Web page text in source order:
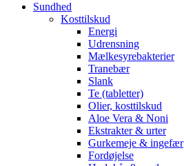
Sundhed
Kosttilskud
Energi
Udrensning
Mælkesyrebakterier
Tranebær
Slank
Te (tabletter)
Olier, kosttilskud
Aloe Vera & Noni
Ekstrakter & urter
Gurkemeje & ingefær
Fordøjelse